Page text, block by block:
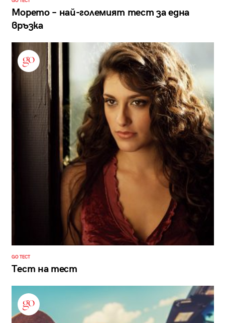
Морето – най-големият тест за една
връзка
GO ТЕСТ
Тест на тест